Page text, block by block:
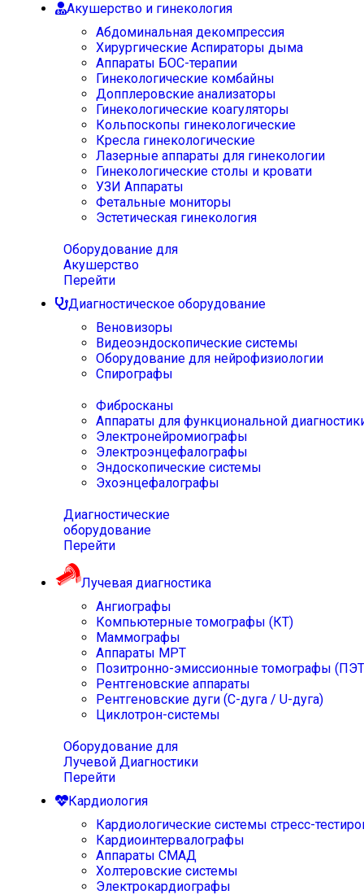
Акушерство и гинекология
Абдоминальная декомпрессия
Хирургические Аспираторы дыма
Аппараты БОС-терапии
Гинекологические комбайны
Допплеровские анализаторы
Гинекологические коагуляторы
Кольпоскопы гинекологические
Кресла гинекологические
Лазерные аппараты для гинекологии
Гинекологические столы и кровати
УЗИ Аппараты
Фетальные мониторы
Эстетическая гинекология
Оборудование для
Акушерство
Перейти
Диагностическое оборудование
Веновизоры
Видеоэндоскопические системы
Оборудование для нейрофизиологии
Спирографы
Фибросканы
Аппараты для функциональной
Электронейромиографы
Электроэнцефалографы
Эндоскопические системы
Эхоэнцефалографы
Диагностические
оборудование
Перейти
Лучевая диагностика
Ангиографы
Компьютерные томографы (КТ)
Маммографы
Аппараты МРТ
Позитронно-эмиссионные томографы
Рентгеновские аппараты
Рентгеновские дуги (С-дуга / U-дуга)
Циклотрон-системы
Оборудование для
Лучевой Диагностики
Перейти
Кардиология
Кардиологические системы стресс-
Кардиоинтервалографы
Аппараты СМАД
Холтеровские системы
Электрокардиографы